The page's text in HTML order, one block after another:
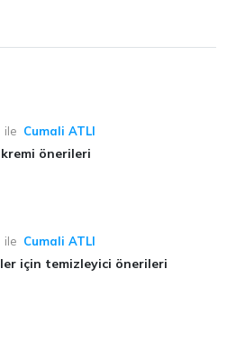
ile Cumali ATLI
önerileri
ile Cumali ATLI
için temizleyici önerileri